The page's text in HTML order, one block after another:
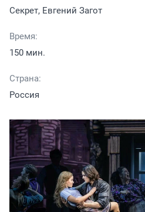
Секрет, Евгений Загот
Время:
150 мин.
Страна:
Россия